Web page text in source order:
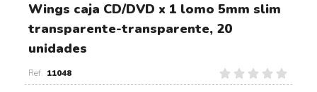
Wings caja CD/DVD x 1 lomo 5mm slim
transparente-transparente, 20
unidades
11048